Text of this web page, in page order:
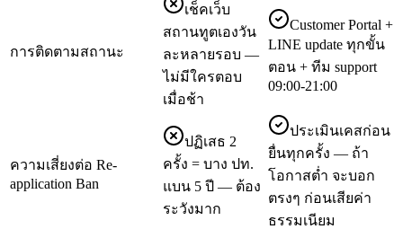
การติดตามสถานะ
เช็คเว็บ
สถานทูตเองวัน
ละหลายรอบ —
ไม่มีใครตอบ
เมื่อช้า
Customer Portal +
LINE update ทุกขั้น
ตอน + ทีม support
09:00-21:00
ความเสี่ยงต่อ Re-
application Ban
ปฏิเสธ 2
ครั้ง = บาง ปท.
แบน 5 ปี — ต้อง
ระวังมาก
ประเมินเคสก่อน
ยื่นทุกครั้ง — ถ้า
โอกาสต่ำ จะบอก
ตรงๆ ก่อนเสียค่า
ธรรมเนียม